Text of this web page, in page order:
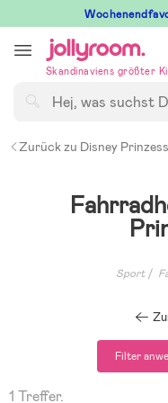
till
innehållet
Skandinaviens größter
Zurück zu Disney
Sport
Filter
1 Treffer.